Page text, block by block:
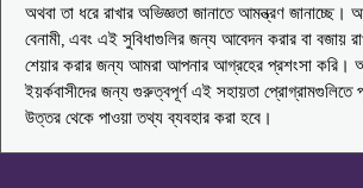
অথবা তা ধরে রাখার অভিজ্ঞতা জানাতে আমন্ত্রণ জানাচ্ছে।
বেনামী, এবং এই সুবিধাগুলির জন্য আবেদন করার বা বজায়
শেয়ার করার জন্য আমরা আপনার আগ্রহের প্রশংসা করি।
ইয়র্কবাসীদের জন্য গুরুত্বপূর্ণ এই সহায়তা প্রোগ্রামগুলিতে
উত্তর থেকে পাওয়া তথ্য ব্যবহার করা হবে।